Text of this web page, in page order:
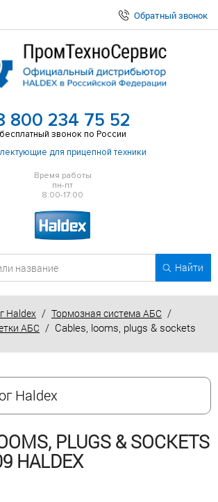
Обратный звонок
800 234 75 52
бесплатный звонок по России
для прицепной техники
Время работы
пн-пт
8:00-17:00
Найти
Haldex / Тормозная система АБС /
АБС / Cables, looms, plugs & sockets
Haldex
PLUGS & SOCKETS
HALDEX